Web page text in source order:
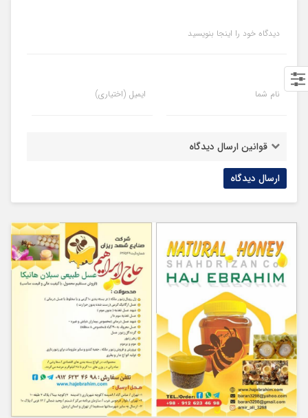
دیدگاه خود را اینجا بنویسید
نام شما ایمیل (اختیاری)
قوانین ارسال دیدگاه